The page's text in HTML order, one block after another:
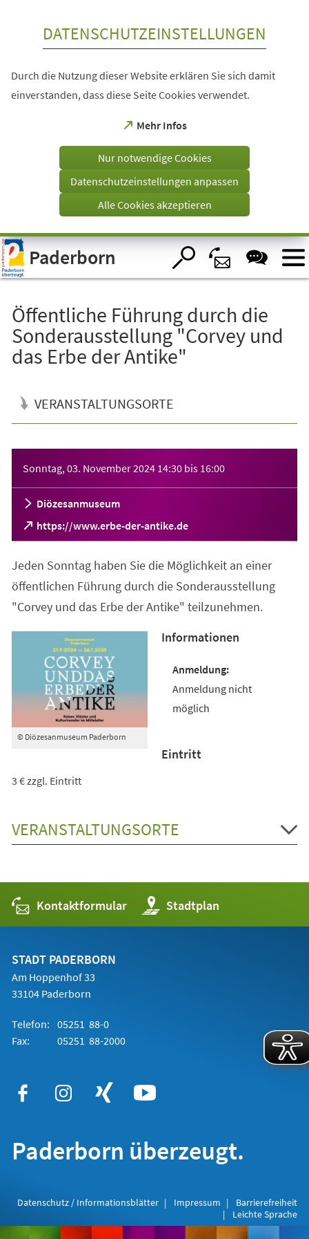
Visuelle
Assistenzsoftware
öffnen.
DATENSCHUTZEINSTELLUNGEN
Durch die Nutzung dieser Website erklären Sie sich damit
einverstanden, dass diese Seite Cookies verwendet.
Mehr Infos
(Öffnet
einem
Tab)
Nur notwendige Cookies
Datenschutzeinstellungen anpassen
Alle Cookies akzeptieren
Paderborn
Öffentliche Führung durch die
Sonderausstellung "Corvey und
das Erbe der Antike"
VERANSTALTUNGSORTE
Sonntag, 03. November 2024 14:30 bis 16:00
Diözesanmuseum
https://www.erbe-der-antike.de
(Öffnet
in
neuen
Tab)
Jeden Sonntag haben Sie die Möglichkeit an einer
öffentlichen Führung durch die Sonderausstellung
"Corvey und das Erbe der Antike" teilzunehmen.
© Diözesanmuseum Paderborn
Informationen
Anmeldung nicht
möglich
Eintritt
3 € zzgl. Eintritt
VERANSTALTUNGSORTE
Kontaktformular Stadtplan
(Öffnet
in
einem
STADT PADERBORN
Am Hoppenhof 33
33104 Paderborn
Telefon: 05251 88-0
Fax:
05251 88-2000
Paderborn überzeugt.
Datenschutz / Informationsblätter Impressum
Barrierefreiheit
Leichte Sprache